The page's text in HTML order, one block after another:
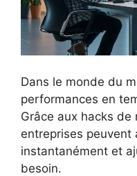
Dans le monde du
performances en
Grâce aux hacks
entreprises peuvent
instantanément et
besoin.